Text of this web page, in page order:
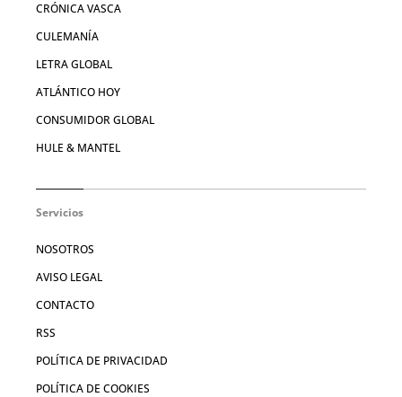
CRÓNICA VASCA
CULEMANÍA
LETRA GLOBAL
ATLÁNTICO HOY
CONSUMIDOR GLOBAL
HULE & MANTEL
Servicios
NOSOTROS
AVISO LEGAL
CONTACTO
RSS
POLÍTICA DE PRIVACIDAD
POLÍTICA DE COOKIES